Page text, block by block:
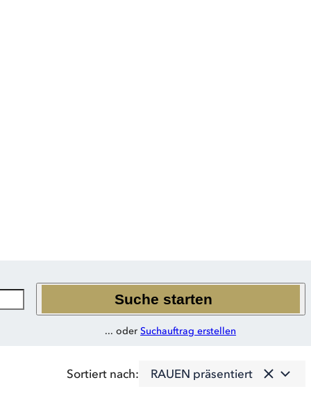
Suche starten
... oderSuchauftrag erstellen
Sortiert nach: RAUEN präsentiert